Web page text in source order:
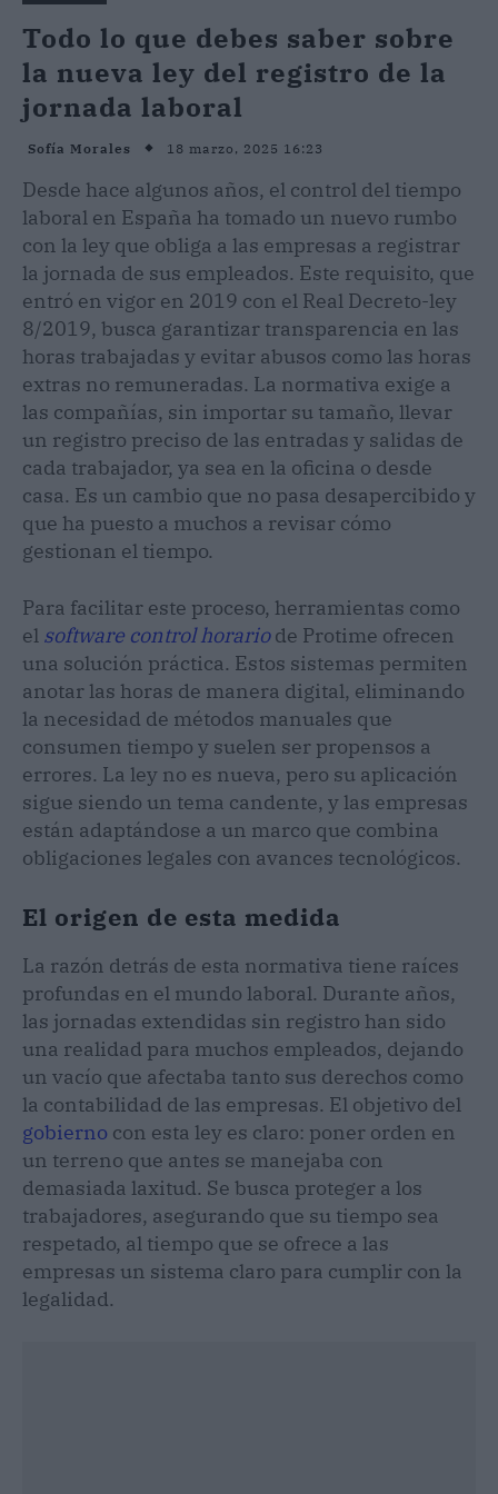
Todo lo que debes saber sobre
la nueva ley del registro de la
jornada laboral
Sofía Morales 18 marzo, 2025 16:23
Desde hace algunos años, el control del tiempo
laboral en España ha tomado un nuevo rumbo
con la ley que obliga a las empresas a registrar
la jornada de sus empleados. Este requisito, que
entró en vigor en 2019 con el Real Decreto-ley
8/2019, busca garantizar transparencia en las
horas trabajadas y evitar abusos como las horas
extras no remuneradas. La normativa exige a
las compañías, sin importar su tamaño, llevar
un registro preciso de las entradas y salidas de
cada trabajador, ya sea en la oficina o desde
casa. Es un cambio que no pasa desapercibido y
que ha puesto a muchos a revisar cómo
gestionan el tiempo.
Para facilitar este proceso, herramientas como
el software control horariode Protime ofrecen
una solución práctica. Estos sistemas permiten
anotar las horas de manera digital, eliminando
la necesidad de métodos manuales que
consumen tiempo y suelen ser propensos a
errores. La ley no es nueva, pero su aplicación
sigue siendo un tema candente, y las empresas
están adaptándose a un marco que combina
obligaciones legales con avances tecnológicos.
El origen de esta medida
La razón detrás de esta normativa tiene raíces
profundas en el mundo laboral. Durante años,
las jornadas extendidas sin registro han sido
una realidad para muchos empleados, dejando
un vacío que afectaba tanto sus derechos como
la contabilidad de las empresas. El objetivo del
gobierno con esta ley es claro: poner orden en
un terreno que antes se manejaba con
demasiada laxitud. Se busca proteger a los
trabajadores, asegurando que su tiempo sea
respetado, al tiempo que se ofrece a las
empresas un sistema claro para cumplir con la
legalidad.